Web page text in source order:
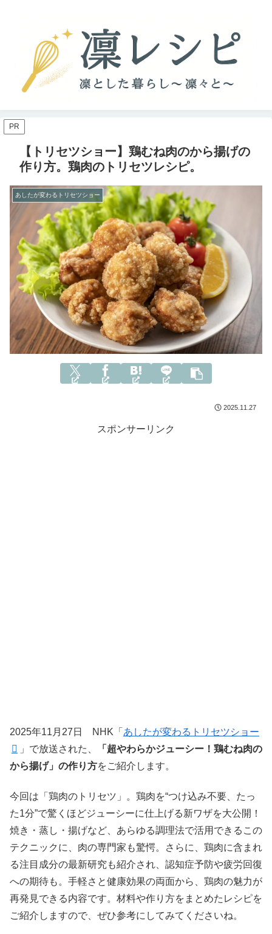
PR
【トリセツショー】鶏むね肉のから揚げの
作り方。鶏肉のトリセツレシピ。
あしたが変わるトリセツショー
2025.11.27
スポンサーリンク
2025年11月27日 NHK「 あしたが変わるトリセツショー
」で放送された、
「超やわらかジューシー！鶏むね肉の
から揚げ」の作り方をご紹介します。
今回は「鶏肉のトリセツ」。鶏肉を“つけ込み不要、たっ
た1分”で驚くほどジューシーに仕上げる新ワザを大公開！
焼き・蒸し・揚げなど、あらゆる調理法で活用できるこの
テクニックに、肉の専門家も驚愕。さらに、鶏肉に含まれ
る注目成分の最新研究も紹介され、認知症予防や疲労回復
への期待も。手軽さと健康効果の両面から、鶏肉の魅力が
再発見できる内容です。材料や作り方をまとめたレシピを
ご紹介しますので、ぜひ参考にしてみてくださいね。